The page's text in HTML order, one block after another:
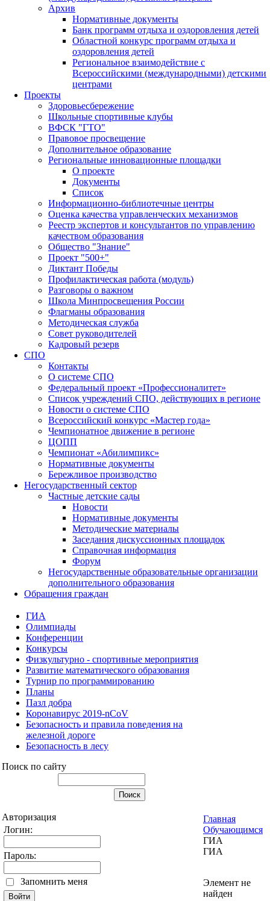
Архив
Нормативные документы
Банк программ отдыха и оздоровления детей
Областной конкурс программ отдыха и
оздоровления детей
Региональное взаимодействие с
Всероссийскими (международными) детскими
центрами
Проекты
Здоровьесбережение
Школьные спортивные клубы
ВФСК "ГТО"
Правовое просвещение
Дополнительное образование
Региональные инновационные площадки
О проекте
Документы
Список
Информационно-библиотечные центры
Оценка качества управленческих механизмов
Реестр экспертов и консультантов по управлению
качеством образования
Общество "Знание"
Проект "500+"
Диктант Победы
Профилактическая работа (модуль)
Разговоры о важном
Школа Минпросвещения России
Флагманы образования
Методическая служба
Совет руководителей
Кадровый резерв
СПО
Контакты
О системе СПО
Федеральный проект «Профессионалитет»
Список учреждений СПО, действующих в регионе
Новости о системе СПО
Всероссийский конкурс «Мастер года»
Чемпионатное движение в регионе
ЦОПП
Чемпионат «Абилимпикс»
Нормативные документы
Бережливое производство
Негосударственный сектор
Частные детские сады
Новости
Нормативные документы
Методические материалы
Заседания дискуссионных площадок
Справочная информация
Форум
Негосударственные образовательные организации
дополнительного образования
Обращения граждан
ГИА
Олимпиады
Конференции
Конкурсы
Физкультурно - спортивные мероприятия
Развитие математического образования
Турнир по программированию
Планы
Пазл добра
Коронавирус 2019-nCoV
Безопасность и правила поведения на
железной дороге
Безопасность в лесу
Поиск по сайту
Авторизация
Логин:
Пароль:
Запомнить меня
Главная
Обучающимся
ГИА
ГИА
Элемент не
найден